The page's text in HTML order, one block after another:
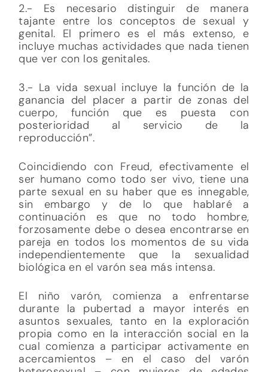
2.- Es necesario distinguir de manera
tajante entre los conceptos de sexual y
genital. El primero es el más extenso, e
incluye muchas actividades que nada tienen
que ver con los genitales.
3.- La vida sexual incluye la función de la
ganancia del placer a partir de zonas del
cuerpo, función que es puesta con
posterioridad al servicio de la
reproducción”.
Coincidiendo con Freud, efectivamente el
ser humano como todo ser vivo, tiene una
parte sexual en su haber que es innegable,
sin embargo y de lo que hablaré a
continuación es que no todo hombre,
forzosamente debe o desea encontrarse en
pareja en todos los momentos de su vida
independientemente que la sexualidad
biológica en el varón sea más intensa.
El niño varón, comienza a enfrentarse
durante la pubertad a mayor interés en
asuntos sexuales, tanto en la exploración
propia como en la interacción social en la
cual comienza a participar activamente en
acercamientos – en el caso del varón